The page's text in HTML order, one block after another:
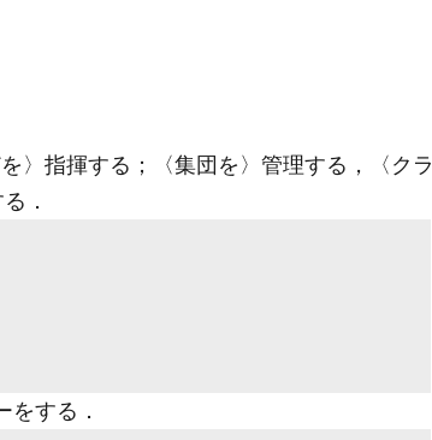
〉指揮する；〈集団を〉管理する，〈クラ
．
をする ．